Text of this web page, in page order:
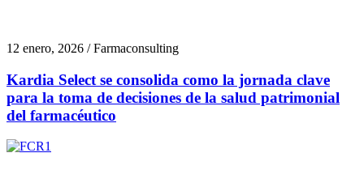
12 enero, 2026 / Farmaconsulting
Kardia Select se consolida como la jornada clave
para la toma de decisiones de la salud patrimonial
del farmacéutico